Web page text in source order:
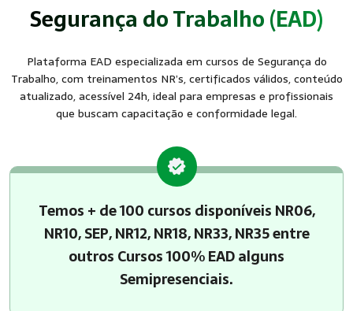
Segurança do Trabalho (EAD)
Plataforma EAD especializada em cursos de Segurança do
Trabalho, com treinamentos NR’s, certificados válidos, conteúdo
atualizado, acessível 24h, ideal para empresas e profissionais
que buscam capacitação e conformidade legal.
Temos + de 100 cursos disponíveis NR06,
NR10, SEP, NR12, NR18, NR33, NR35 entre
outros Cursos 100% EAD alguns
Semipresenciais.